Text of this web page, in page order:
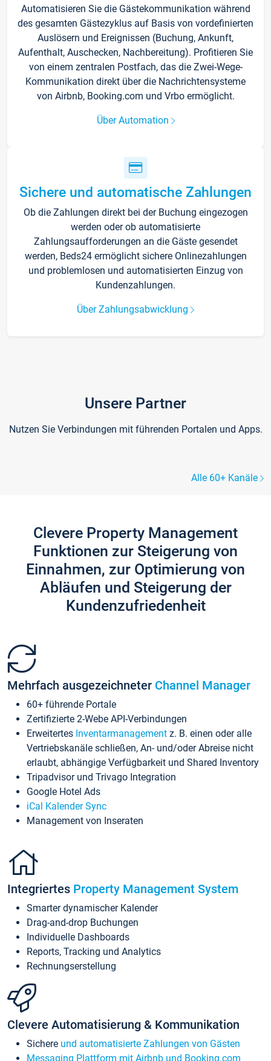
Automatisieren Sie die Gästekommunikation während
des gesamten Gästezyklus auf Basis von vordefinierten
Auslösern und Ereignissen (Buchung, Ankunft,
Aufenthalt, Auschecken, Nachbereitung). Profitieren Sie
von einem zentralen Postfach, das die Zwei-Wege-
Kommunikation direkt über die Nachrichtensysteme
von Airbnb, Booking.com und Vrbo ermöglicht.
Über Automation
Sichere und automatische Zahlungen
Ob die Zahlungen direkt bei der Buchung eingezogen
werden oder ob automatisierte
Zahlungsaufforderungen an die Gäste gesendet
werden, Beds24 ermöglicht sichere Onlinezahlungen
und problemlosen und automatisierten Einzug von
Kundenzahlungen.
Über Zahlungsabwicklung
Unsere Partner
Nutzen Sie Verbindungen mit führenden Portalen und Apps.
Alle 60+ Kanäle
Clevere Property Management
Funktionen zur Steigerung von
Einnahmen, zur Optimierung von
Abläufen und Steigerung der
Kundenzufriedenheit
Mehrfach ausgezeichneter Channel Manager
60+ führende Portale
Zertifizierte 2-Webe API-Verbindungen
Erweitertes Inventarmanagement z. B. einen oder alle
Vertriebskanäle schließen, An- und/oder Abreise nicht
erlaubt, abhängige Verfügbarkeit und Shared Inventory
Tripadvisor und Trivago Integration
Google Hotel Ads
iCal Kalender Sync
Management von Inseraten
Integriertes Property Management System
Smarter dynamischer Kalender
Drag-and-drop Buchungen
Individuelle Dashboards
Reports, Tracking und Analytics
Rechnungserstellung
Clevere Automatisierung & Kommunikation
Sichere und automatisierte Zahlungen von Gästen
Messaging Plattform mit Airbnb und Booking.com